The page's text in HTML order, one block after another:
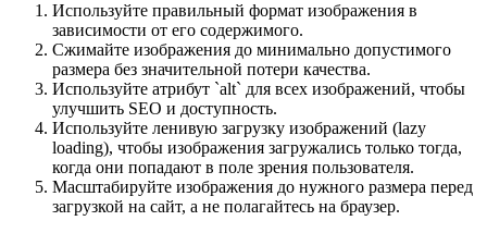
Используйте правильный формат изображения в
зависимости от его содержимого.
Сжимайте изображения до минимально допустимого
размера без значительной потери качества.
Используйте атрибут `alt` для всех изображений, чтобы
улучшить SEO и доступность.
Используйте ленивую загрузку изображений (lazy
loading), чтобы изображения загружались только тогда,
когда они попадают в поле зрения пользователя.
Масштабируйте изображения до нужного размера перед
загрузкой на сайт, а не полагайтесь на браузер.